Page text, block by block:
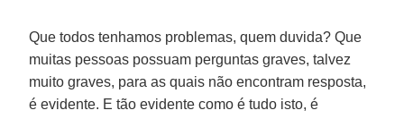
Que todos tenhamos problemas, quem duvida? Que
muitas pessoas possuam perguntas graves, talvez
muito graves, para as quais não encontram resposta,
é evidente. E tão evidente como é tudo isto, é